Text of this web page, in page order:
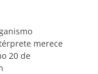
merece
20 de